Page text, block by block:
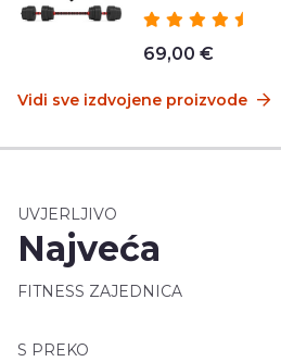
69,00 €
Vidi sve izdvojene proizvode
UVJERLJIVO
Najveća
FITNESS ZAJEDNICA
S PREKO